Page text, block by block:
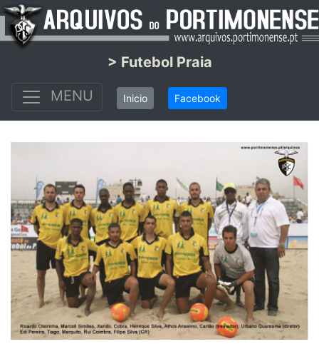
> Futebol Praia
MENU
Inicio Facebook